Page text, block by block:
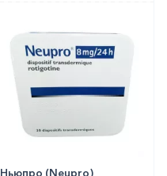
Ньюпро (Neupro)